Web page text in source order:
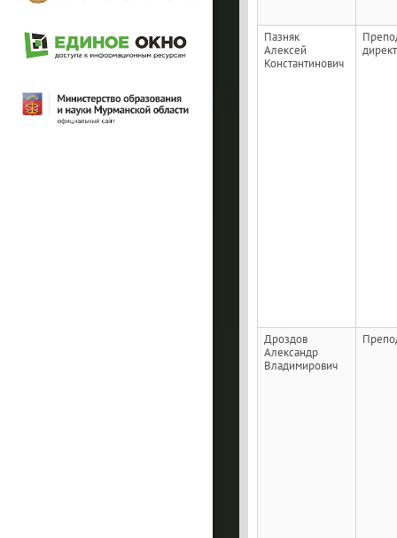
Пазняк
Алексей
Константинович
Дроздов
Александр
Владимирович